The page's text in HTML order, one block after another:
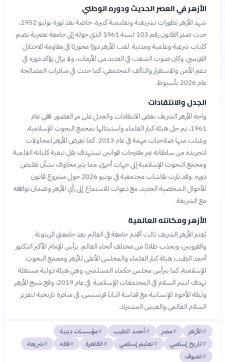
الأزهر في العصر الحديث ودوره الوطني
شهد الأزهر تطورات تشريعية وتعليمية كبيرة، خاصة بعد ثورة يوليو 1952،
حيث صدر القانون رقم 103 لسنة 1961 الذي حوله إلى جامعة عصرية تضم
كليات شرعية وعلمية ومدنية. لعب الأزهر دورًا محوريًا في مقاومة الاحتلال
الفرنسي، وكان صوت الشعب في العديد من الأزمات، ولا يزال يؤكد دوره في
دعم الأمن والاستقرار والتآلف المجتمعي، كما حدث في مبادرات المصالحة
عام 2026 بأسيوط.
الجدل والانتقادات
واجه الأزهر الشريف بعض الانتقادات والجدل على مر العصور. ففي عام
1961، تم حل هيئة كبار العلماء واستبدالها بمجمع البحوث الإسلامية،
وسُلب منها صلاحيات مهمة في عام 2013. كما تعرض الأزهر لمحاولات
لتجريده من سلطاته عبر مقترحات قوانين تستهدف نقل تبعية كلياته العلمية
ومجمع البحوث الإسلامية إلى جهات أخرى، مما يثير مخاوف بشأن تقليص
دوره. وقد ثارت نقاشات مجتمعية في يونيو 2026 حول مشروع قانون
الأحوال الشخصية الجديد، مع دعوات للاستماع إلى رأي الأزهر وضمان توافقه
مع الشريعة.
الأزهر ومكانته العالمية
يُعتبر الأزهر الشريف ثالث أقدم جامعة في العالم بعد جامعتي الزيتونة
والقرويين، ويجذب طلابًا من مختلف أنحاء العالم. يرأس الإمام الأكبر الدكتور
أحمد الطيب هيئة كبار العلماء والمجلس الأعلى للأزهر ومجمع البحوث
الإسلامية، كما يترأس مجلس حكماء المسلمين، وهي هيئة دولية مستقلة
تهدف لنشر السلام في المجتمعات الإسلامية. في عام 2019، وقع شيخ الأزهر
وثيقة الأخوة الإنسانية مع قداسة البابا فرنسيس، في مبادرة تاريخية لتعزيز
السلام العالمي والعيش المشترك.
الأزهر مصر أحمد الطيب
مؤسسات دينية
تاريخ إسلامي
تعليم إسلامي القاهرة فقه
شريعة
تصوف